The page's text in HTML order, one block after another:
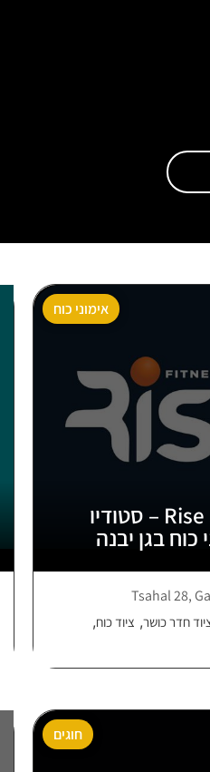
אימוני כוח
Rise Studio – סטודיו
כוח בגן יבנה
Tsahal 28,
חדר כושר, ציוד כוח,
חוגים